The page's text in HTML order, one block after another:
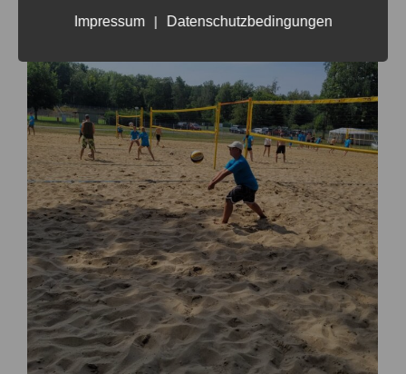
Impressum
| Datenschutzbedingungen